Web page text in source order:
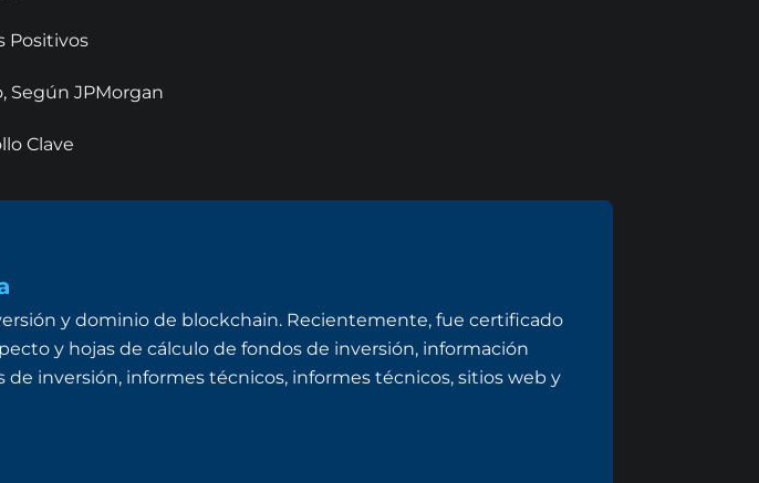
Positivos
Según JPMorgan
Clave
y dominio de blockchain. Recientemente, fue certificado
y hojas de cálculo de fondos de inversión, información
inversión, informes técnicos, informes técnicos, sitios web y